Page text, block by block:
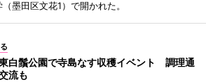
墨田区文花1）で開かれた。
白鬚公園で寺島なす収穫イベント 調理通
流も